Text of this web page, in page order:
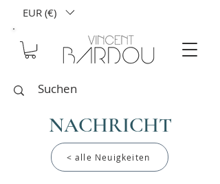
EUR (€)
NACHRICHT
< alle Neuigkeiten